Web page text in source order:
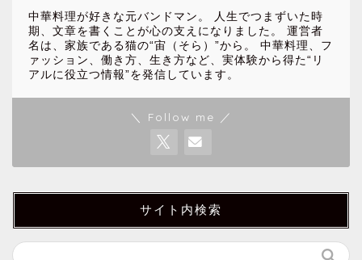
中華料理が好きな元バンドマン。 人生でつまずいた時
期、文章を書くことが心の支えになりました。 運営者
名は、家族である猫の“宙（そら）”から。 中華料理、フ
ァッション、働き方、生き方など、実体験から得た“リ
アルに役立つ情報”を発信しています。
＼ Follow me ／
サイト内検索